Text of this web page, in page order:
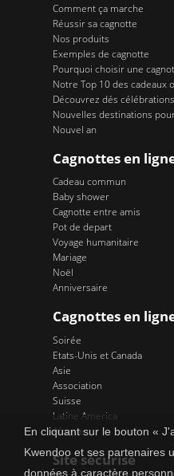
Comment ça marche
Réussir sa cagnotte
Nos produits
Exemples de cagnotte
Pourquoi choisir une
Notre Top 10 des cadeaux
Découvrez dés
Nouvelles destinations
Nouvel an
Cagnottes en
Cadeau commun
Baby shower
Cagnotte entre amis
Pot de depart
Voyage humanitaire
Mariage
Noël
Anniversaire
Cagnottes en
Soirée
Etats-Unis et Canada
Asie
Association
Suisse
Latine America
Afrique
Site sécurisé
En cliquant sur le bouton «
Kwendoo et ses partenaires
données à caractère